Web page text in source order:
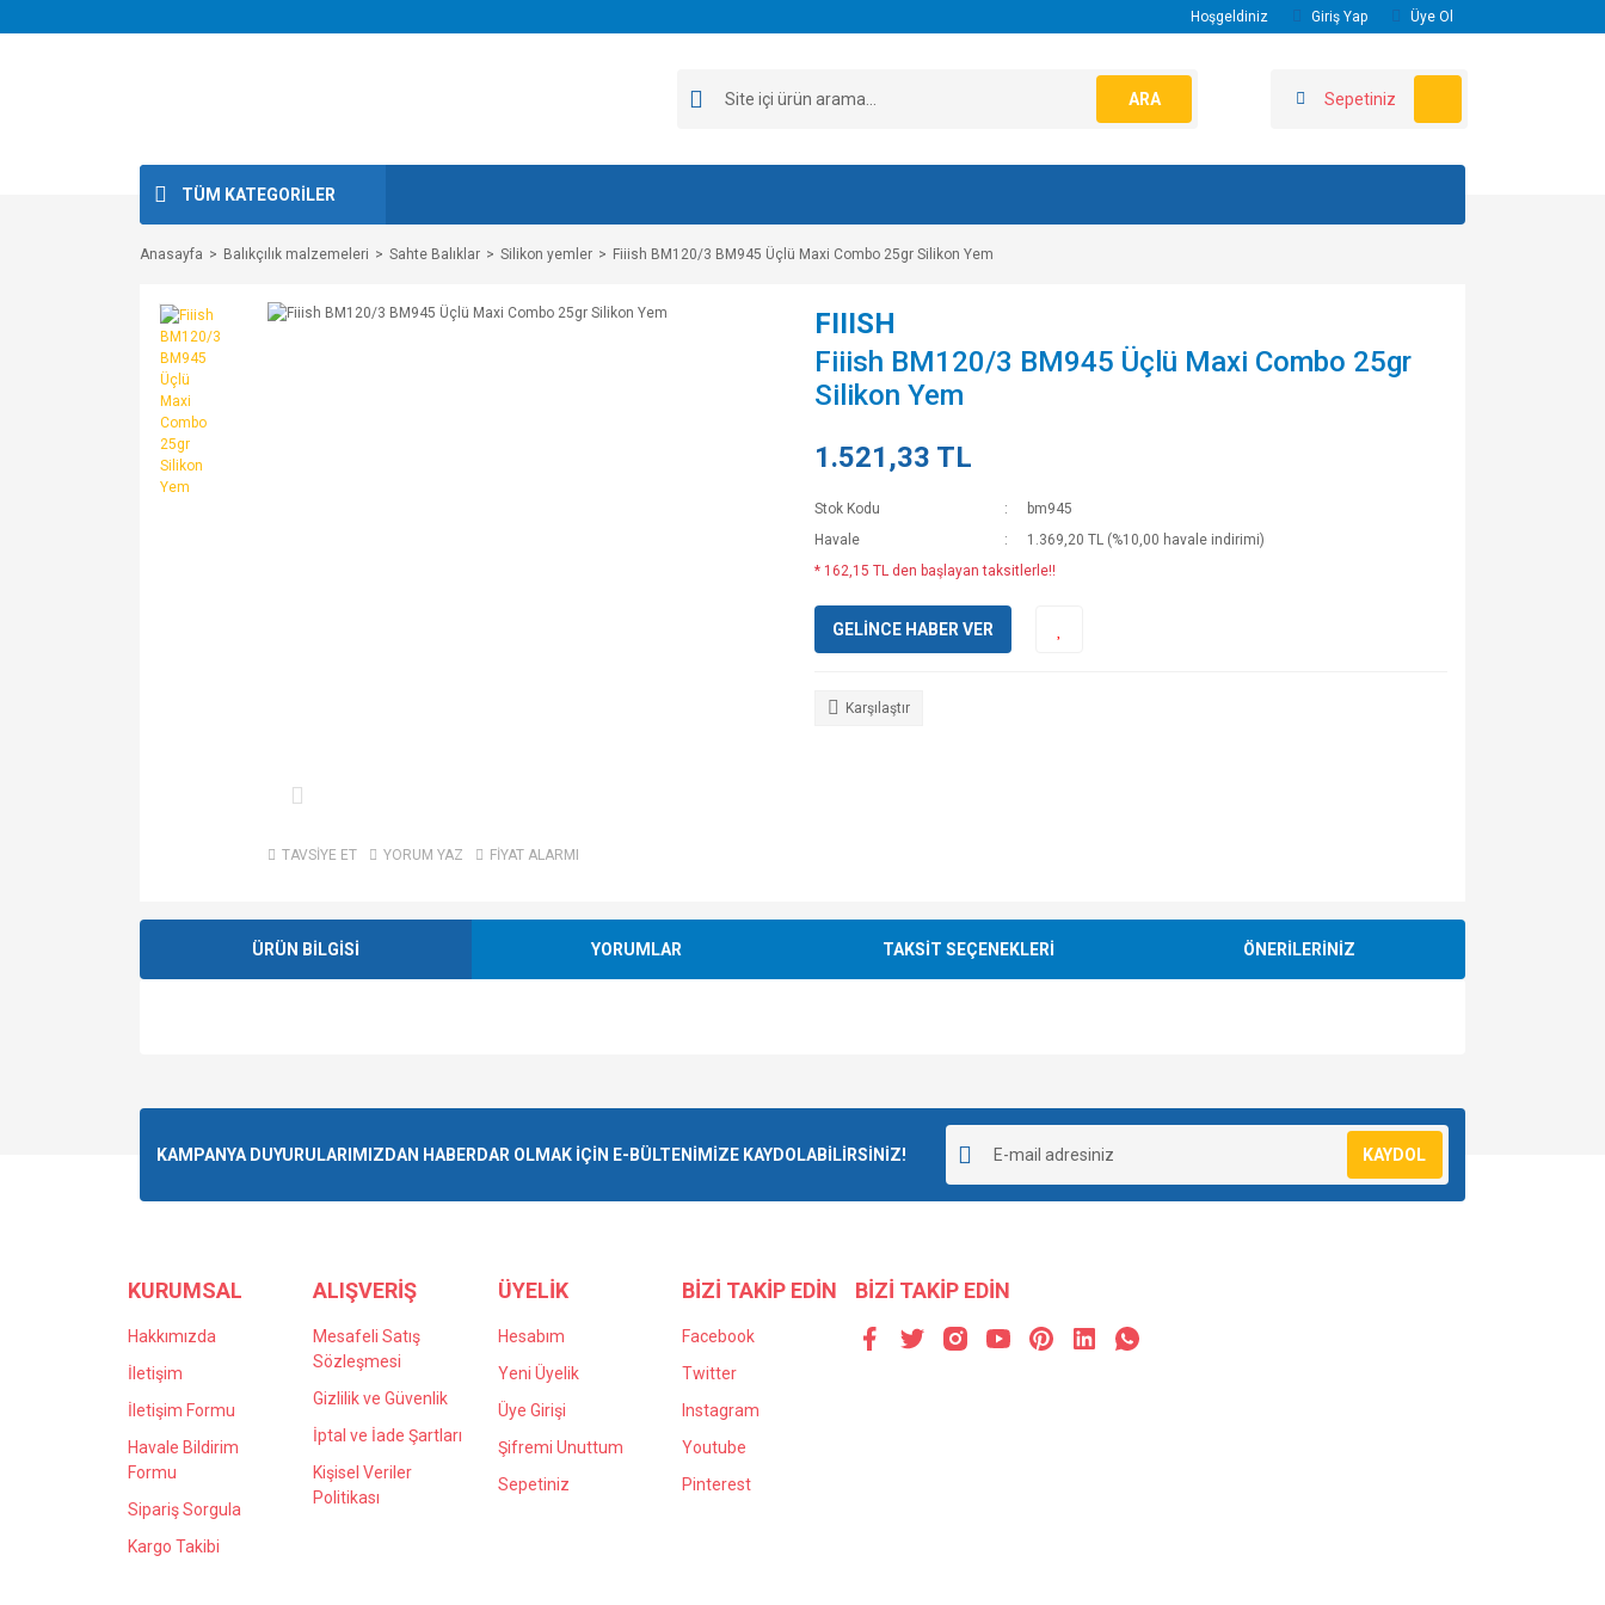
Hoşgeldiniz Giriş Yap Üye Ol
ARA Sepetiniz
TÜM KATEGORİLER
Anasayfa Balıkçılık malzemeleri Sahte Balıklar Silikon yemler Fiiish BM120/3 BM945 Üçlü Maxi Combo 25gr Silikon Yem
TAVSİYE ET YORUM YAZ FİYAT ALARMI
FIIISH
Fiiish BM120/3 BM945 Üçlü Maxi Combo 25gr
Silikon Yem
1.521,33 TL
Stok Kodu
bm945
Havale
1.369,20 TL (%10,00 havale indirimi)
* 162,15 TL den başlayan taksitlerle!!
GELİNCE HABER VER
Karşılaştır
ÜRÜN BİLGİSİ YORUMLAR TAKSİT SEÇENEKLERİ ÖNERİLERİNİZ
Ürün resmi kalitesiz, bozuk veya görüntülenemiyor.
Bu ürüne benzer farklı alternatifler olmalı.
KAMPANYA DUYURULARIMIZDAN HABERDAR OLMAK İÇİN E-BÜLTENİMİZE KAYDOLABİLİRSİNİZ! KAYDOL
KURUMSAL
Hakkımızda
İletişim
İletişim Formu
Havale Bildirim
Formu
Sipariş Sorgula
Kargo Takibi
ALIŞVERİŞ
Mesafeli Satış
Sözleşmesi
Gizlilik ve Güvenlik
İptal ve İade Şartları
Kişisel Veriler
Politikası
ÜYELİK
Hesabım
Yeni Üyelik
Üye Girişi
Şifremi Unuttum
Sepetiniz
BİZİ TAKİP EDİN
Facebook
Twitter
Instagram
Youtube
Pinterest
BİZİ TAKİP EDİN